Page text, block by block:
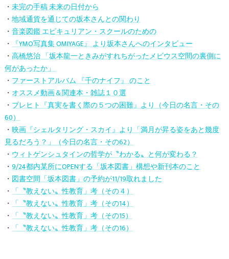
・ 未完の手稿 未来の日付から
・ 地域通貨を通じての坂本さんとの関わり
・ 音楽図鑑 エピキュリアン・スクールのための
・ 『YMO写真集 OMIYAGE』 より坂本さんへのインタビュー
・ 高橋悠治 「坂本龍一ときみがすれちがったメビウス空間の裏側に
何があったか」
・ ファーストアルバム 『千のナイフ』 のこと
・ オススメ動画＆関連本・雑誌１０選
・ ブレヒト『真実を書く際の５つの困難』より（今日の名言・その
60）
・ 映画『シェルタリング・スカイ』より「満月が昇る姿をあと幾度
見るだろう？」（今日の名言・その62）
・ ウィトゲンシュタインの哲学が〝わかる〟と何が変わる？
・ 9/24都内某所にOPENする「坂本図書」構想や新刊本のこと
・ 図書空間「坂本図書」の予約が11/19取れました
・ 「〝教えない〟性教育」考（その４）
・ 「〝教えない〟性教育」考（その14）
・ 「〝教えない〟性教育」考（その15）
・ 「〝教えない〟性教育」考（その16）